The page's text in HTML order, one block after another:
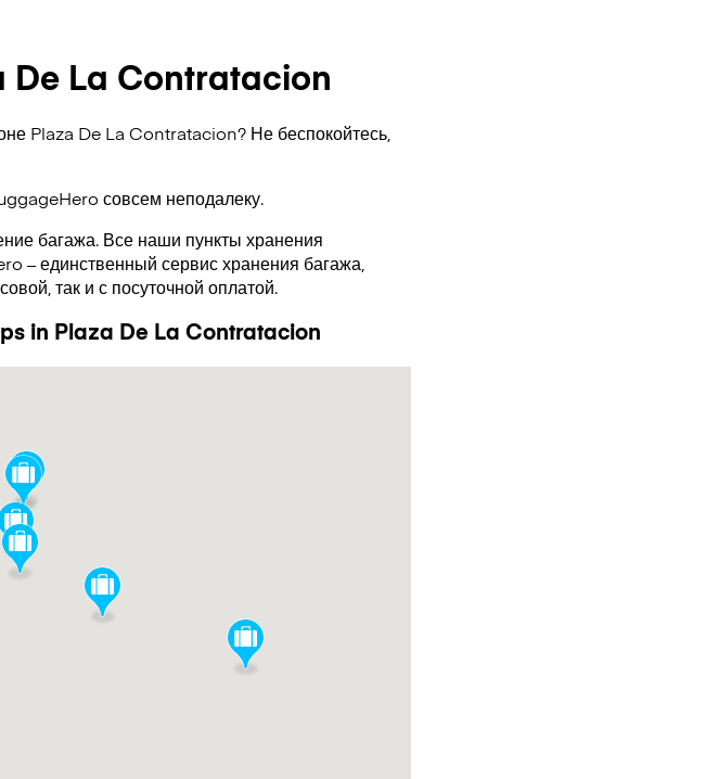
De La Contratacion
Plaza De La Contratacion? Не беспокойтесь,
совсем неподалеку.
багажа. Все наши пункты хранения
– единственный сервис хранения багажа,
так и с посуточной оплатой.
in Plaza De La Contratacion